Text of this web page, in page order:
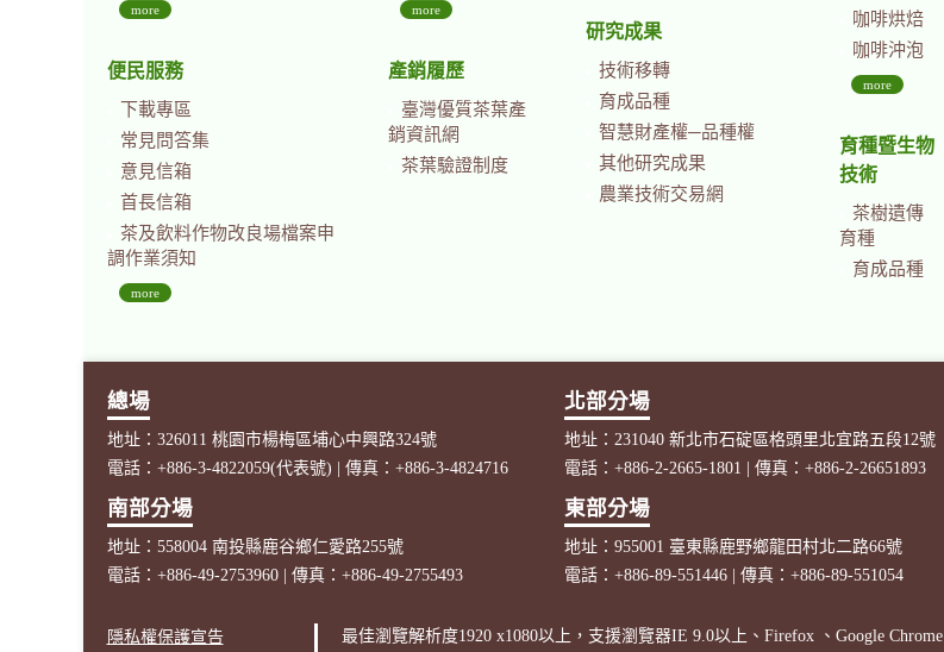
more
便民服務
下載專區
常見問答集
意見信箱
首長信箱
茶及飲料作物改良場檔案申
調作業須知
more
more
產銷履歷
臺灣優質茶葉產
銷資訊網
茶葉驗證制度
研究成果
技術移轉
育成品種
智慧財產權─品種權
其他研究成果
農業技術交易網
咖啡烘焙
咖啡沖泡
more
育種暨生物
技術
茶樹遺傳
育種
育成品種
總場
地址：326011 桃園市楊梅區埔心中興路324號
電話：+886-3-4822059(代表號) | 傳真：+886-3-4824716
北部分場
地址：231040 新北市石碇區格頭里北宜路五段12號
電話：+886-2-2665-1801 | 傳真：+886-2-26651893
南部分場
地址：558004 南投縣鹿谷鄉仁愛路255號
電話：+886-49-2753960 | 傳真：+886-49-2755493
東部分場
地址：955001 臺東縣鹿野鄉龍田村北二路66號
電話：+886-89-551446 | 傳真：+886-89-551054
隱私權保護宣告 最佳瀏覽解析度1920 x1080以上，支援瀏覽器IE 9.0以上、Firefox 、Google Chrome